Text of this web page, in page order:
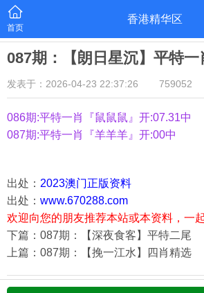
首页
香港精华区
087期：【朗日星沉】平特一
发表于：2026-04-23 22:37:26 759052
086期:平特一肖『鼠鼠鼠』开:07.31中
087期:平特一肖『羊羊羊』开:00中
出处： 2023澳门正版资料
出处： www.670288.com
欢迎向您的朋友推荐本站或本资料，一
下篇：087期：【深夜食客】平特二尾
上篇：087期：【挽一江水】四肖精选